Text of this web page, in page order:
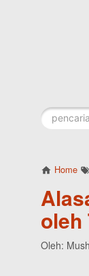
Home
oleh
Oleh: